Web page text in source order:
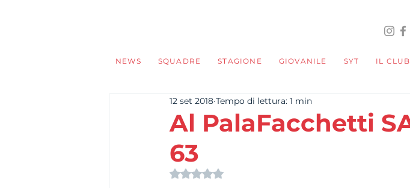
NEWS SQUADRE STAGIONE GIOVANILE SYT IL CLUB
Al PalaFacchetti
63
12 set 2018 Tempo di lettura: 1 min
Valutazione NaN stelle su 5.